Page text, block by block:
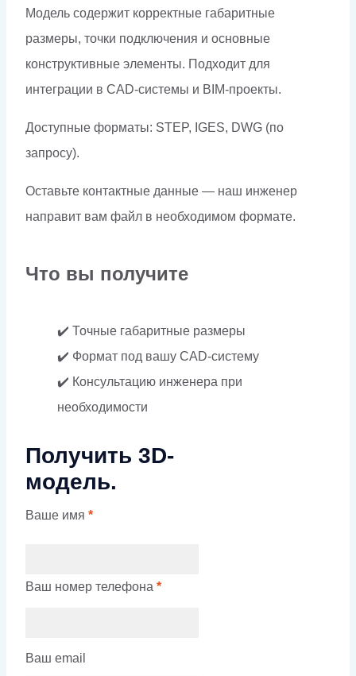
Модель содержит корректные габаритные
размеры, точки подключения и основные
конструктивные элементы. Подходит для
интеграции в CAD-системы и BIM-проекты.
Доступные форматы: STEP, IGES, DWG (по
запросу).
Оставьте контактные данные — наш инженер
направит вам файл в необходимом формате.
Что вы получите
✔️ Точные габаритные размеры
✔️ Формат под вашу CAD-систему
✔️ Консультацию инженера при
необходимости
Получить 3D-
модель.
Ваше имя *
Ваш номер телефона *
Ваш email